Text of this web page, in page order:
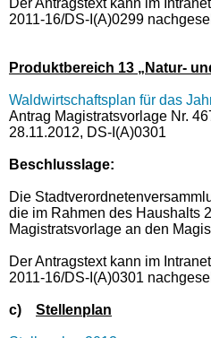
2011-16/DS-I(A)0299
Produktbereich 13 „Natur-
Waldwirtschaftsplan für das
Antrag Magistratsvorlage Nr.
28.11.2012, DS-I(A)0301
Beschlusslage:
Die
die im Rahmen des Haushalts
Magistratsvorlage an den
Der Antragstext kann im
2011-16/DS-I(A)0301
c) Stellenplan